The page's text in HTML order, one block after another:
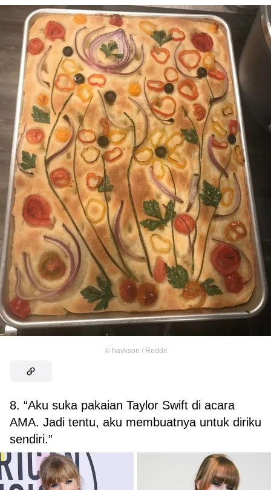
© havkson / Reddit
8. “Aku suka pakaian Taylor Swift di acara
AMA. Jadi tentu, aku membuatnya untuk diriku
sendiri.”